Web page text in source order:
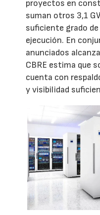
proyectos en
suman otros 3,1
suficiente grado
ejecución. En
anunciados
CBRE estima que
cuenta con
y visibilidad